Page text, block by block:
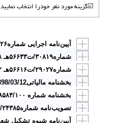
☑گزینه مورد نظر خودرا انتخاب نمایید
ایین نامه ها
دستور العمل ها
تصویب نامه ها
مصوبه ها
بخشنامه مالیاتی1398/03/12